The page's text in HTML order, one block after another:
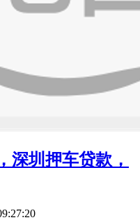
深圳押车贷款，